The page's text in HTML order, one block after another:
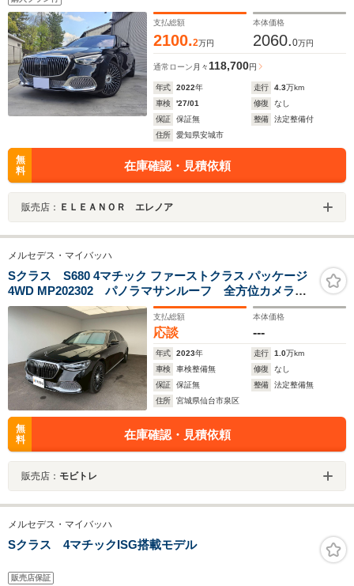
支払総額
2100.2万円
本体価格
2060.0万円
通常ローン 月々118,700円
年式 2022年 走行 4.3万km
車検
'27/01 修復
なし
保証
保証無 整備
法定整備付
住所
愛知県安城市
無
料
在庫確認・見積依頼
販売店： ＥＬＥＡＮＯＲ エレノア
メルセデス・マイバッハ
Sクラス S680 4マチック ファーストクラス パッケージ
4WD MP202302 パノラマサンルーフ 全方位カメラ
本黒革エアーシートLEDデジタルライト ヘッドアップ
ディスプレイ ブルメスター エアーサスペンション
障害物センサー
支払総額
応談
本体価格
---
年式 2023年 走行 1.0万km
車検
車検整備無 修復
なし
保証
保証無 整備
法定整備無
住所
宮城県仙台市泉区
無
料
在庫確認・見積依頼
販売店： モビトレ
メルセデス・マイバッハ
Sクラス 4マチックISG搭載モデル
販売店保証